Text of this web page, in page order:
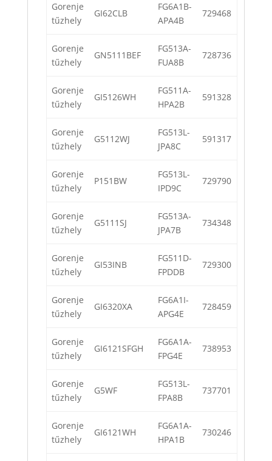
Gorenje
tűzhely
GI62CLB
FG6A1B-
APA4B
729468
Gorenje
tűzhely
GN5111BEF
FG513A-
FUA8B
728736
Gorenje
tűzhely
GI5126WH
FG511A-
HPA2B
591328
Gorenje
tűzhely
G5112WJ
FG513L-
JPA8C
591317
Gorenje
tűzhely
P151BW
FG513L-
IPD9C
729790
Gorenje
tűzhely
G5111SJ
FG513A-
JPA7B
734348
Gorenje
tűzhely
GI53INB
FG511D-
FPDDB
729300
Gorenje
tűzhely
GI6320XA
FG6A1I-
APG4E
728459
Gorenje
tűzhely
GI6121SFGH
FG6A1A-
FPG4E
738953
Gorenje
tűzhely
G5WF
FG513L-
FPA8B
737701
Gorenje
tűzhely
GI6121WH
FG6A1A-
HPA1B
730246